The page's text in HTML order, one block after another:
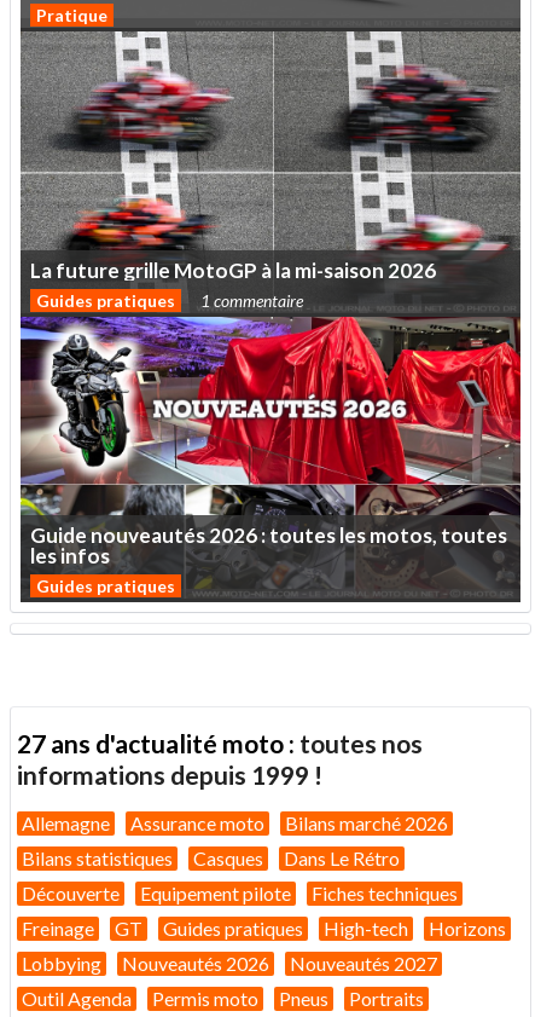
Pratique
Lafuturegrille MotoGP àlami-saison 2026
Guides pratiques 1 commentaire
Guidenouveautés2026:touteslesmotos,toutes
lesinfos
Guides pratiques
27 ans d'actualité moto : toutes nos
informations depuis 1999 !
Allemagne Assurance moto
Bilans marché 2026
Bilans statistiques
Casques
Dans Le Rétro
Découverte
Equipement pilote
Fiches techniques
Freinage
GT Guides pratiques High-tech
Horizons
Lobbying
Nouveautés 2026
Nouveautés 2027
Outil Agenda
Permis moto Pneus Portraits